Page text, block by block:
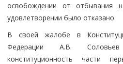
освобождении от отбывания
удовлетворении было отказано.
В своей жалобе в
Федерации А.В.
конституционность части